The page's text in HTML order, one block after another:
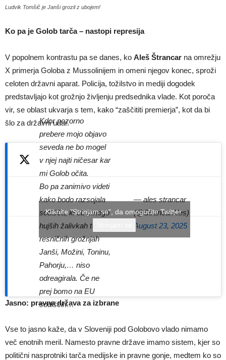
Ludvik Tomšič je Janši grozil z ubojem!
Ko pa je Golob tarča – nastopi represija
V popolnem kontrastu pa se danes, ko Aleš Štrancar na omrežju
X primerja Goloba z Mussolinijem in omeni njegov konec, sproži
celoten državni aparat. Policija, tožilstvo in mediji dogodek
predstavljajo kot grožnjo življenju predsednika vlade. Kot poroča
vir, se oblast ukvarja s tem, kako “zaščititi premierja”, kot da bi
šlo za državni udar.
Kdor pozorno
prebere mojo objavo
seveda ne bo mogel
v njej najti ničesar kar
mi Golob očita.
Bo pa zanimivo videti
kako bodo razsojala
sodišča, ki ob mnogo
hujših žalivkah ter
resničnih grožnjah
Janši, Možini, Toninu,
Pahorju,… niso
odreagirala. Če ne
prej bomo na EU
sodiščih…
— ales strancar
(@StrancarAles)
August 23, 2025
Kliknite "Strinjam se", da omogočite Twitter
Jasno: pravna država za izbrane
Vse to jasno kaže, da v Sloveniji pod Golobovo vlado nimamo
več enotnih meril. Namesto pravne države imamo sistem, kjer so
politični nasprotniki tarča medijske in pravne gonje, medtem ko so